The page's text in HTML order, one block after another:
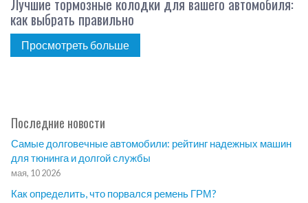
как выбрать правильно
Просмотреть больше
Последние новости
Самые долговечные автомобили: рейтинг надежных машин
для тюнинга и долгой службы
мая, 10 2026
Как определить, что порвался ремень ГРМ?